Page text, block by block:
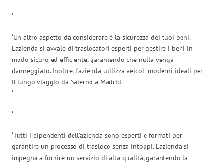
‘
‘Un altro aspetto da considerare è la sicurezza dei tuoi beni.
L’azienda si avvale di traslocatori esperti per gestire i beni in
modo sicuro ed efficiente, garantendo che nulla venga
danneggiato. Inoltre, l’azienda utilizza veicoli moderni ideali per
il lungo viaggio da Salerno a Madrid.’
‘
‘
‘Tutti i dipendenti dell’azienda sono esperti e formati per
garantire un processo di trasloco senza intoppi. L’azienda si
impegna a fornire un servizio di alta qualità, garantendo la